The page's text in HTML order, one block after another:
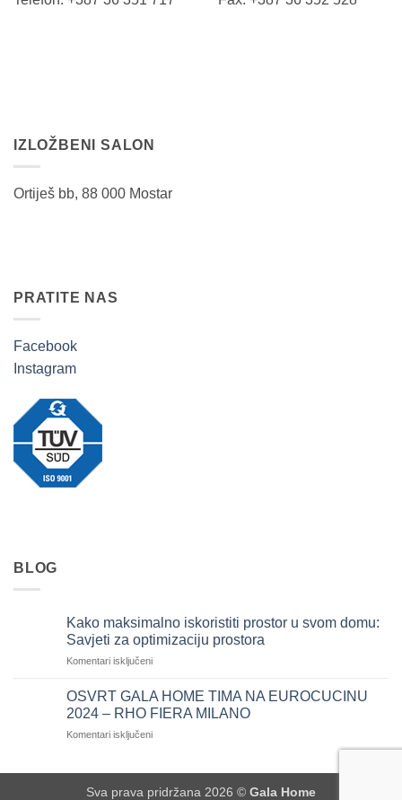
IZLOŽBENI SALON
Ortiješ bb, 88 000 Mostar
PRATITE NAS
Facebook
Instagram
BLOG
Kako maksimalno iskoristiti prostor u svom domu:
Savjeti za optimizaciju prostora
Komentari isključeniza
maksimalno
iskoristiti
prostor
u
za
OSVRT GALA HOME TIMA NA EUROCUCINU
2024 – RHO FIERA MILANO
Komentari isključeniza
TIMA
Sva prava pridržana 2026 © Gala Home